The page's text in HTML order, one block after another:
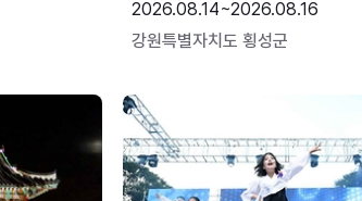
2026.08.14~2026.08.16
강원특별자치도 횡성군